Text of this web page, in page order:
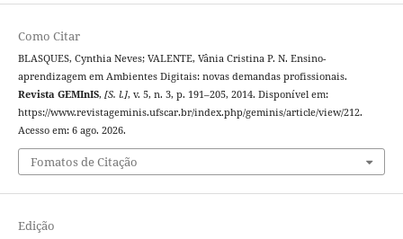
Como Citar
BLASQUES, Cynthia Neves; VALENTE, Vânia Cristina P. N. Ensino-
aprendizagem em Ambientes Digitais: novas demandas profissionais.
Revista GEMInIS, [S. l.], v. 5, n. 3, p. 191–205, 2014. Disponível em:
https://www.revistageminis.ufscar.br/index.php/geminis/article/view/212.
Acesso em: 6 ago. 2026.
Fomatos de Citação
Edição